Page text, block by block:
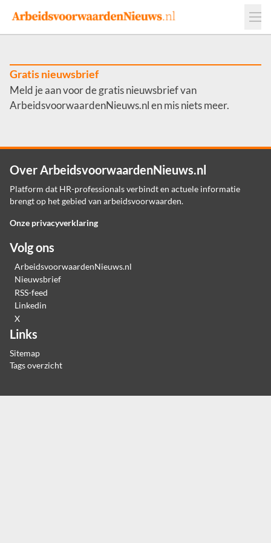
Events
Adverteren
Werkgevers
Contact
Gratis nieuwsbrief
Meld je aan voor de gratis nieuwsbrief van
ArbeidsvoorwaardenNieuws.nl en mis niets meer.
Over ArbeidsvoorwaardenNieuws.nl
Platform dat HR-professionals verbindt en actuele informatie
brengt op het gebied van arbeidsvoorwaarden.
Onze privacyverklaring
Volg ons
ArbeidsvoorwaardenNieuws.nl
Nieuwsbrief
RSS-feed
Linkedin
X
Links
Sitemap
Tags overzicht